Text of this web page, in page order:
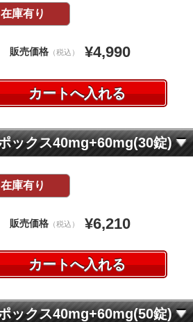
在庫有り
販売価格 （税込） ¥4,990
ックス40mg+60mg(30錠)
在庫有り
販売価格 （税込） ¥6,210
ックス40mg+60mg(50錠)